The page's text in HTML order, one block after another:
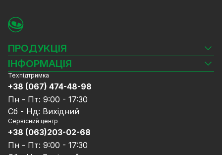
ПРОДУКЦІЯ
Камери відеоспостереження
Відеореєстратори
Комплекти відеоспостереження
СКУД
Джерела живлення
Мережеве обладнання
Ноутбуки та комп'ютери
Аксесуари
ІНФОРМАЦІЯ
Блог
Доставка та оплата
Гарантія та Сервісне обслуговування
Політика конфіденційності
Договір публічної оферти
Співпраця
Послуги
Техпідтримка
+38 (067) 474-48-98
Пн - Пт: 9:00 - 17:30
Сб - Нд: Вихідний
Сервісний центр
+38 (063)203-02-68
Пн - Пт: 9:00 - 17:30